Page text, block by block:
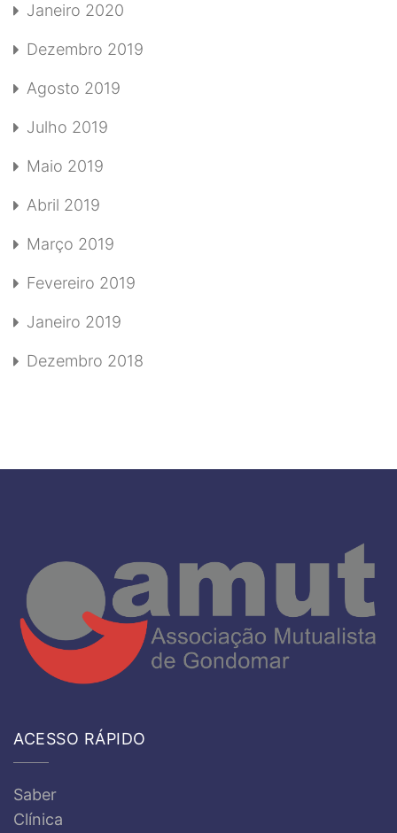
Janeiro 2020
Dezembro 2019
Agosto 2019
Julho 2019
Maio 2019
Abril 2019
Março 2019
Fevereiro 2019
Janeiro 2019
Dezembro 2018
ACESSO RÁPIDO
Saber
Clínica